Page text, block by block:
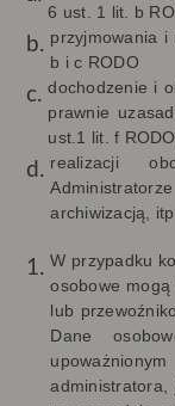
6 ust. 1 lit. b
przyjmowania
b i c RODO
dochodzenie i
prawnie
ust.1 lit. f
realizacji
archiwizacją,
W przypadku
osobowe
lub
Dane
administratora,